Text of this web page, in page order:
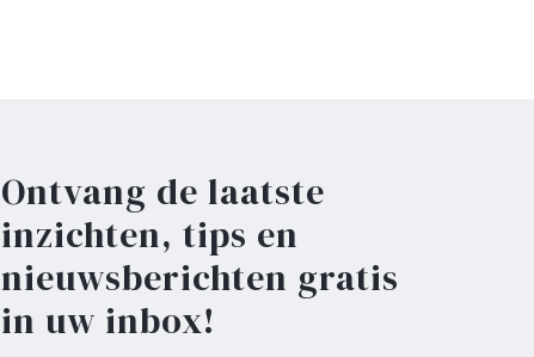
Ontvang de laatste
inzichten, tips en
nieuwsberichten gratis
in uw inbox!